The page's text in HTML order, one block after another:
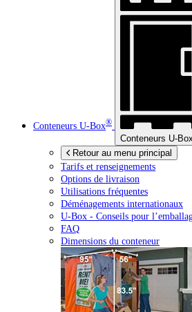
Conteneurs U-Box®
Conteneurs U-Box
Retour au menu principal
Tarifs et renseignements
Options de livraison
Utilisations fréquentes
Déménagements internationaux
U-Box - Conseils pour
FAQ
Dimensions du conteneur